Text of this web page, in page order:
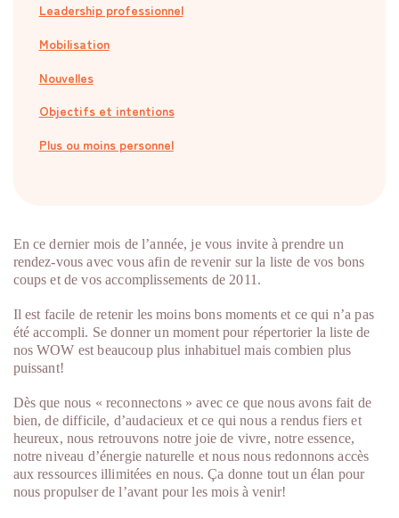
Leadership professionnel
Mobilisation
Nouvelles
Objectifs et intentions
Plus ou moins personnel
En ce dernier mois de l’année, je vous invite à prendre un
rendez-vous avec vous afin de revenir sur la liste de vos bons
coups et de vos accomplissements de 2011.
Il est facile de retenir les moins bons moments et ce qui n’a pas
été accompli. Se donner un moment pour répertorier la liste de
nos WOW est beaucoup plus inhabituel mais combien plus
puissant!
Dès que nous « reconnectons » avec ce que nous avons fait de
bien, de difficile, d’audacieux et ce qui nous a rendus fiers et
heureux, nous retrouvons notre joie de vivre, notre essence,
notre niveau d’énergie naturelle et nous nous redonnons accès
aux ressources illimitées en nous. Ça donne tout un élan pour
nous propulser de l’avant pour les mois à venir!